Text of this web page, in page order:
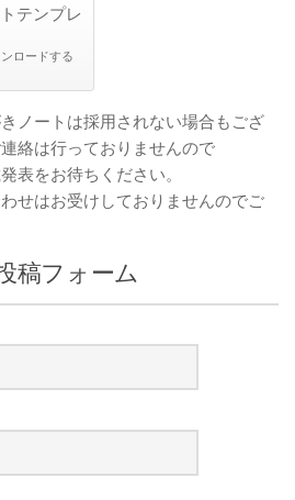
テンプレ
ロードする
ノートは採用されない場合もござ
絡は行っておりませんので
表をお待ちください。
せはお受けしておりませんのでご
稿フォーム